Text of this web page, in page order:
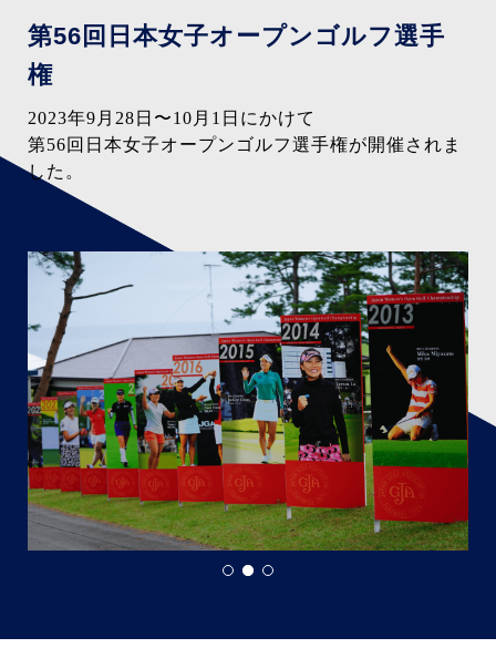
第56回日本女子オープンゴルフ選手
権
2023年9月28日〜10月1日にかけて
第56回日本女子オープンゴルフ選手権が開催されま
した。